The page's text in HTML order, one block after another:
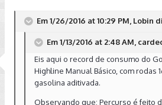
Em 1/26/2016 at 10:29 PM, Lobin
Em 1/13/2016 at 2:48 AM,
Eis aqui o record de consumo do
Highline Manual Básico, com rodas
gasolina aditivada.
Observando que: Percurso é feito